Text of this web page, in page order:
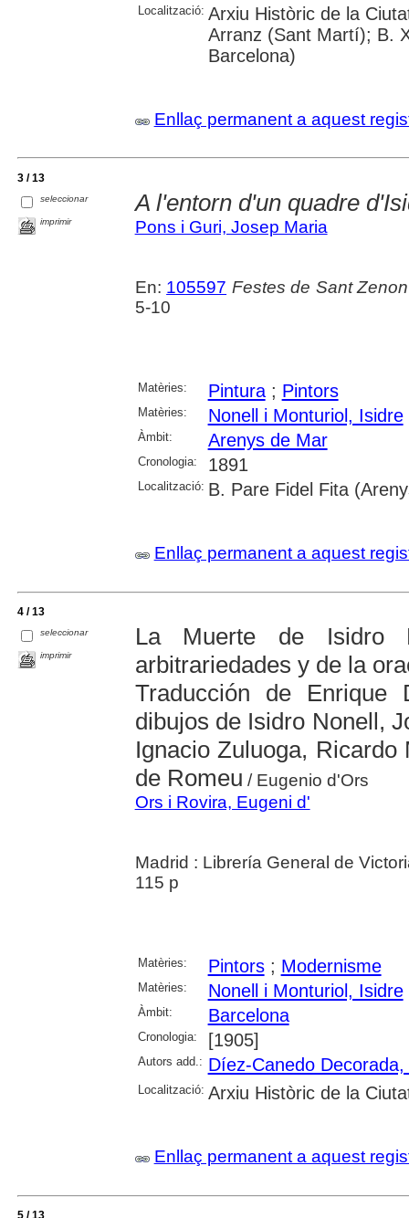
Localització: Arxiu Històric de la
Arranz (Sant Martí); B.
Barcelona)
Enllaç permanent a aquest
3 / 13
seleccionar
imprimir
A l'entorn d'un quadre
Pons i Guri, Josep Maria
En: 105597 Festes de Sant Zenon
5-10
Matèries: Pintura; Pintors
Matèries: Nonell i Monturiol, Isidre
Àmbit: Arenys de Mar
Cronologia: 1891
Localització: B. Pare Fidel Fita
Enllaç permanent a aquest
4 / 13
seleccionar
imprimir
La Muerte de Isidro
arbitrariedades y de la
Traducción de Enrique
dibujos de Isidro Nonell,
Ignacio Zuluoga,
de Romeu / Eugenio d'Ors
Ors i Rovira, Eugeni d'
Madrid : Librería General de
115 p
Matèries: Pintors; Modernisme
Matèries: Nonell i Monturiol, Isidre
Àmbit: Barcelona
Cronologia: [1905]
Autors add.: Díez-Canedo Decorada,
Localització: Arxiu Històric de la
Enllaç permanent a aquest